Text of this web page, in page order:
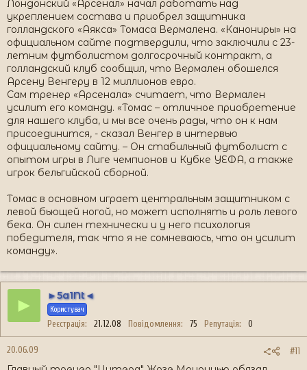
Лондонский «Арсенал» начал работать над
укреплением состава и приобрел защитника
голландского «Аякса» Томаса Вермалена. «Канониры» на
официальном сайте подтвердили, что заключили с 23-
летним футболистом долгосрочный контракт, а
голландский клуб сообщил, что Вермален обошелся
Арсену Венгеру в 12 миллионов евро.
Сам тренер «Арсенала» считает, что Вермален
усилит его команду. «Томас – отличное приобретение
для нашего клуба, и мы все очень рады, что он к нам
присоединится, - сказал Венгер в интервью
официальному сайту. – Он стабильный футболист с
опытом игры в Лиге чемпионов и Кубке УЕФА, а также
игрок бельгийской сборной.
Томас в основном играет центральным защитником с
левой бьющей ногой, но может исполнять и роль левого
бека. Он силен технически и у него психология
победителя, так что я не сомневаюсь, что он усилит
команду».
► ►5a1Nt◄
Користувач
Реєстрація 21.12.08 Повідомлення 75 Репутація 0
20.06.09 #11